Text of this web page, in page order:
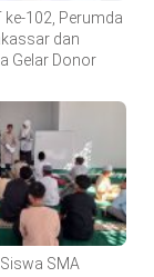
ke-102, Perumda
dan
Gelar Donor
SMA